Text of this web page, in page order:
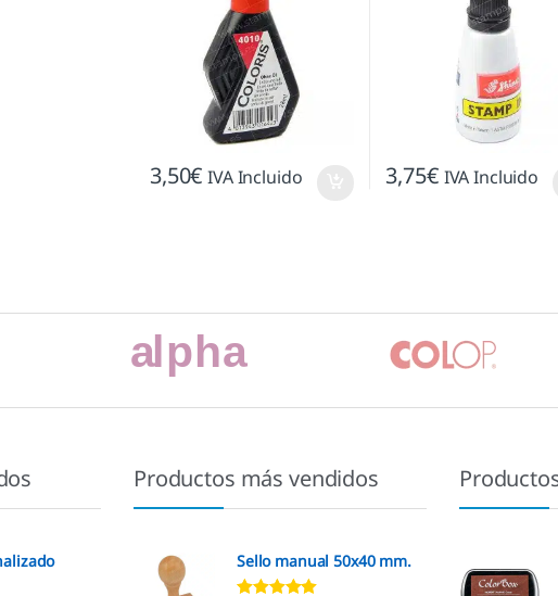
3,50€ IVA Incluido 3,75€ IVA Incluido
Productos más vendidos
Sello manual 50x40 mm.